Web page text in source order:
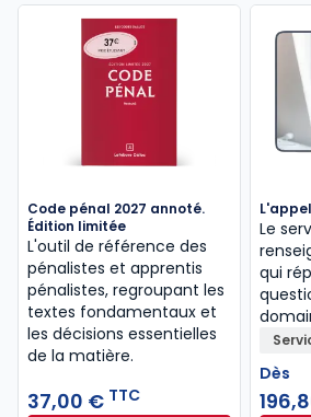
Code pénal 2027 annoté.
Édition limitée
L'outil de référence des
pénalistes et apprentis
pénalistes, regroupant les
textes fondamentaux et
les décisions essentielles
de la matière.
37,00 € TTC
Le
qui
Dès